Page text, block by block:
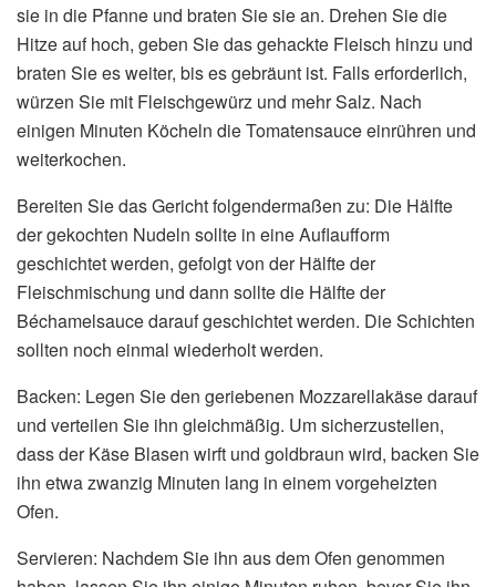
sie in die Pfanne und braten Sie sie an. Drehen Sie die
Hitze auf hoch, geben Sie das gehackte Fleisch hinzu und
braten Sie es weiter, bis es gebräunt ist. Falls erforderlich,
würzen Sie mit Fleischgewürz und mehr Salz. Nach
einigen Minuten Köcheln die Tomatensauce einrühren und
weiterkochen.
Bereiten Sie das Gericht folgendermaßen zu: Die Hälfte
der gekochten Nudeln sollte in eine Auflaufform
geschichtet werden, gefolgt von der Hälfte der
Fleischmischung und dann sollte die Hälfte der
Béchamelsauce darauf geschichtet werden. Die Schichten
sollten noch einmal wiederholt werden.
Backen: Legen Sie den geriebenen Mozzarellakäse darauf
und verteilen Sie ihn gleichmäßig. Um sicherzustellen,
dass der Käse Blasen wirft und goldbraun wird, backen Sie
ihn etwa zwanzig Minuten lang in einem vorgeheizten
Ofen.
Servieren: Nachdem Sie ihn aus dem Ofen genommen